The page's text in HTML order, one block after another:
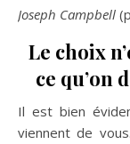
Joseph Campbell
Le choix
ce qu’on
Il est bien
viennent de